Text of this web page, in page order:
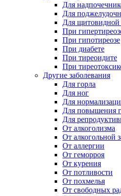
Для
Для
Для щитовидной
При
При гипотиреозе
При диабете
При тиреоидите
При
Другие заболевания
Для горла
Для ног
Для
Для повышения
Для
От алкоголизма
От алкогольной
От аллергии
От геморроя
От курения
От потливости
От похмелья
От свободных